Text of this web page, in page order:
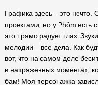
Графика здесь – это нечто.
проектами, но у Phỏm есть
это прямо радует глаз.
мелодии – все дела. Как
вот, что на самом деле
в напряженных моментах,
бам! Моя персонажка